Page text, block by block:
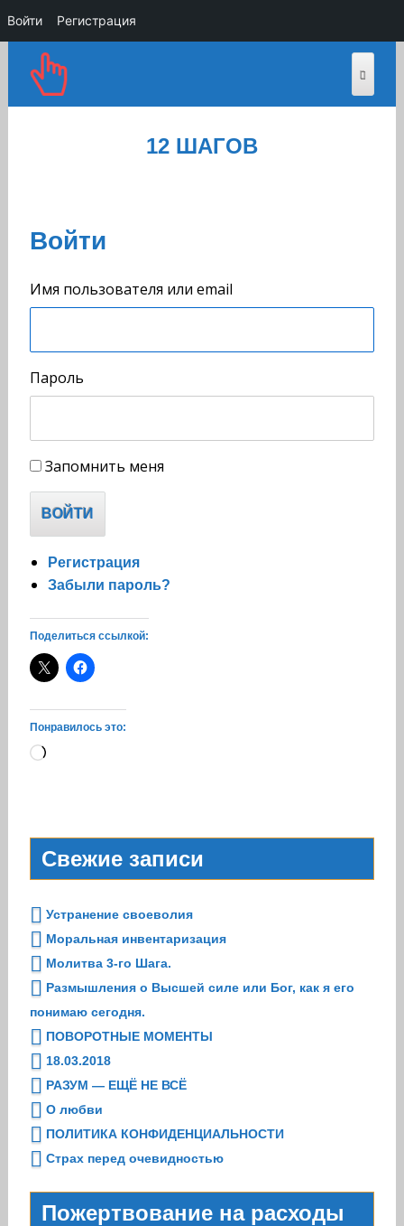
12 ШАГОВ
Войти
Имя пользователя или email
Пароль
Запомнить меня
ВОЙТИ
Регистрация
Забыли пароль?
Поделиться ссылкой:
Понравилось это:
Загрузка…
Свежие записи
Устранение своеволия
Моральная инвентаризация
Молитва 3-го Шага.
Размышления о Высшей силе или Бог, как я его
понимаю сегодня.
ПОВОРОТНЫЕ МОМЕНТЫ
18.03.2018
РАЗУМ — ЕЩЁ НЕ ВСЁ
О любви
ПОЛИТИКА КОНФИДЕНЦИАЛЬНОСТИ
Страх перед очевидностью
Пожертвование на расходы
Войти Регистрация